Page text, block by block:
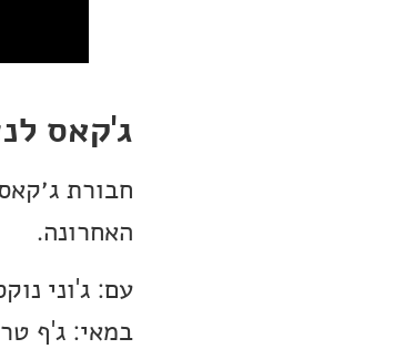
ג'קאס
חבורת
האחרונה.
עם: ג'וני
במאי: ג'ף